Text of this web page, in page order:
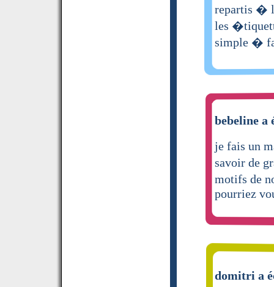
repartis �
les
simple �
bebeline
je fais un
savoir de
motifs de
pourriez
domitri a